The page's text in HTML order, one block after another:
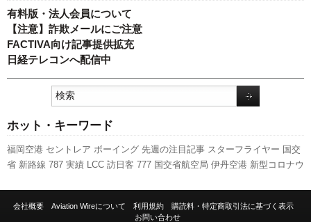
有料版・法人会員について
【注意】詐欺メールにご注意
FACTIVA向け記事提供拡充
日経テレコンへ配信中
ホット・キーワード
福岡空港 セントレア ボーイング 先週の注目記事 スターフライヤー 国交
省 新路線 787 実績 LCC 訪日客 777 国交省航空局 伊丹空港 新型コロナウ
港 スカイマーク 日本航空 エアバス ピーチ・アビエーション 利用実績
会社概要 Aviation Wireについて 利用規約
購読料・特定商取引法に基づく表示
お問い合わせ